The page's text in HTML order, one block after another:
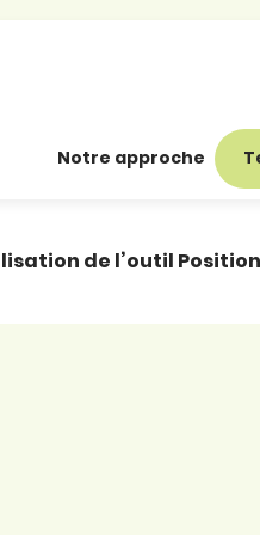
Notre approche
de l’outil